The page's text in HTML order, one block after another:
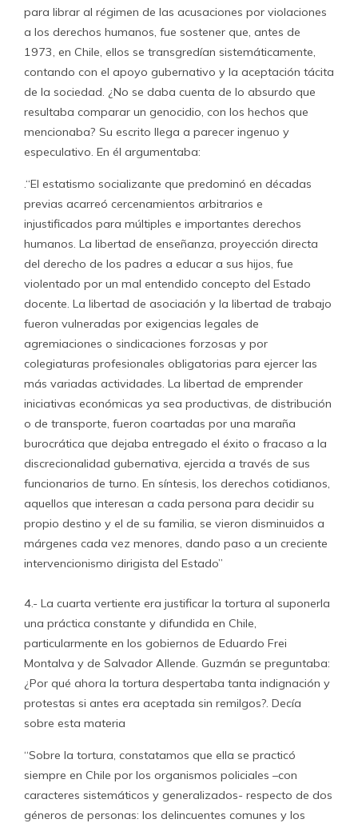
para librar al régimen de las acusaciones por violaciones
a los derechos humanos, fue sostener que, antes de
1973, en Chile, ellos se transgredían sistemáticamente,
contando con el apoyo gubernativo y la aceptación tácita
de la sociedad. ¿No se daba cuenta de lo absurdo que
resultaba comparar un genocidio, con los hechos que
mencionaba? Su escrito llega a parecer ingenuo y
especulativo. En él argumentaba:
.“El estatismo socializante que predominó en décadas
previas acarreó cercenamientos arbitrarios e
injustificados para múltiples e importantes derechos
humanos. La libertad de enseñanza, proyección directa
del derecho de los padres a educar a sus hijos, fue
violentado por un mal entendido concepto del Estado
docente. La libertad de asociación y la libertad de trabajo
fueron vulneradas por exigencias legales de
agremiaciones o sindicaciones forzosas y por
colegiaturas profesionales obligatorias para ejercer las
más variadas actividades. La libertad de emprender
iniciativas económicas ya sea productivas, de distribución
o de transporte, fueron coartadas por una maraña
burocrática que dejaba entregado el éxito o fracaso a la
discrecionalidad gubernativa, ejercida a través de sus
funcionarios de turno. En síntesis, los derechos cotidianos,
aquellos que interesan a cada persona para decidir su
propio destino y el de su familia, se vieron disminuidos a
márgenes cada vez menores, dando paso a un creciente
intervencionismo dirigista del Estado”
4.- La cuarta vertiente era justificar la tortura al suponerla
una práctica constante y difundida en Chile,
particularmente en los gobiernos de Eduardo Frei
Montalva y de Salvador Allende. Guzmán se preguntaba:
¿Por qué ahora la tortura despertaba tanta indignación y
protestas si antes era aceptada sin remilgos?. Decía
sobre esta materia
“Sobre la tortura, constatamos que ella se practicó
siempre en Chile por los organismos policiales –con
caracteres sistemáticos y generalizados- respecto de dos
géneros de personas: los delincuentes comunes y los